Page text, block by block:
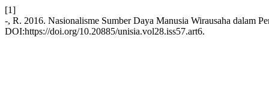
[1]
-, R. 2016. Nasionalisme Sumber Daya Manusia Wirausaha dalam
DOI:https://doi.org/10.20885/unisia.vol28.iss57.art6.